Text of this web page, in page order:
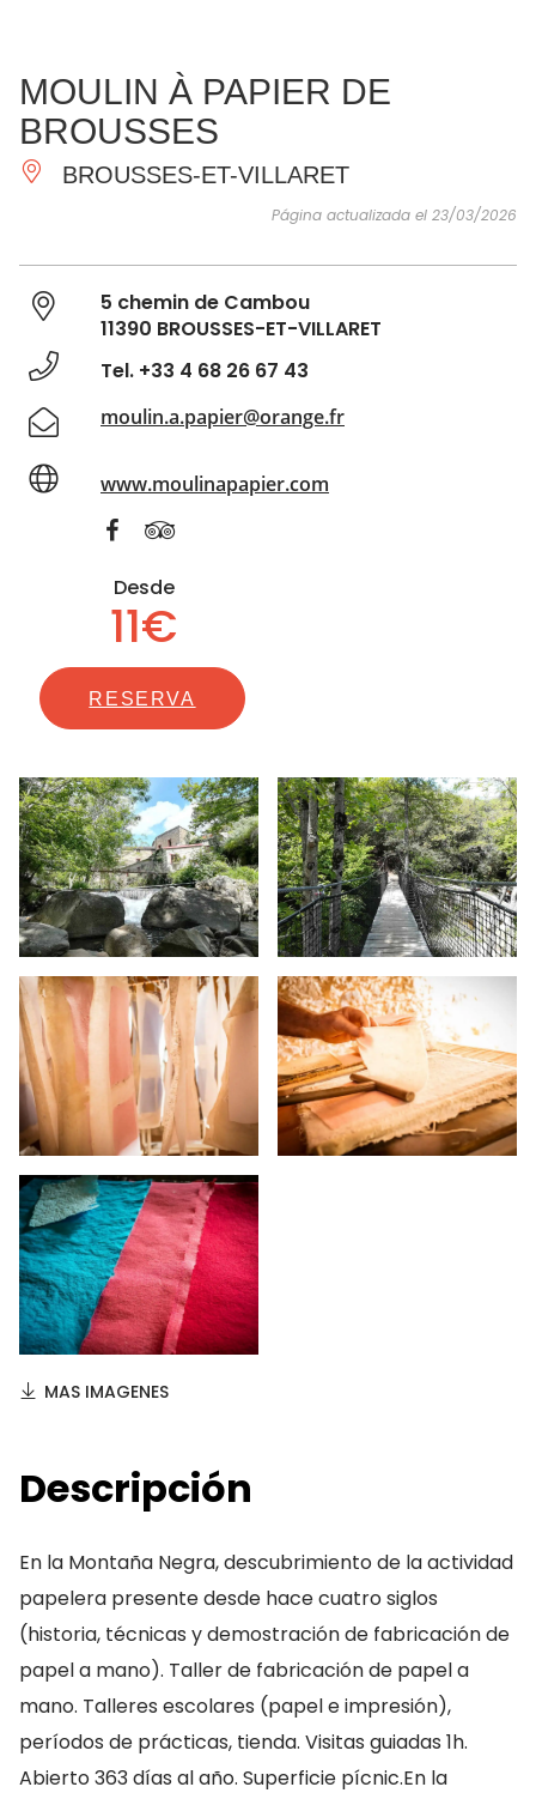
IMPRESCINDIBLES
HACER
INSPIRACIONES
MOULIN À PAPIER DE
BROUSSES
BROUSSES-ET-VILLARET
Página actualizada el 23/03/2026
5 chemin de Cambou
11390 BROUSSES-ET-VILLARET
Tel. +33 4 68 26 67 43
moulin.a.papier@orange.fr
www.moulinapapier.com
Desde
11€
RESERVA
MAS IMAGENES
Descripción
En la Montaña Negra, descubrimiento de la actividad
papelera presente desde hace cuatro siglos
(historia, técnicas y demostración de fabricación de
papel a mano). Taller de fabricación de papel a
mano. Talleres escolares (papel e impresión),
períodos de prácticas, tienda. Visitas guiadas 1h.
Abierto 363 días al año. Superficie pícnic.En la